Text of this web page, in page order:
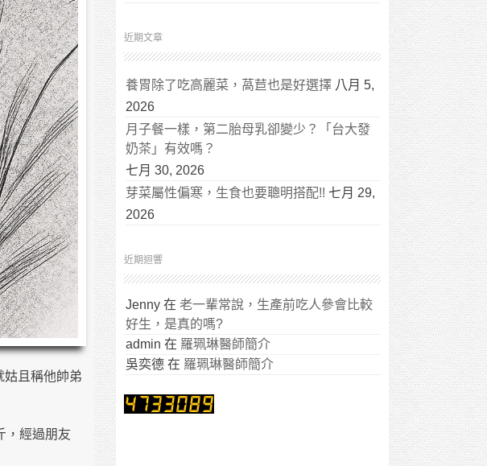
姑且稱他帥弟
，經過朋友
近期文章
養胃除了吃高麗菜，萵苣也是好選擇 八月 5,
2026
月子餐一樣，第二胎母乳卻變少？「台大發
奶茶」有效嗎？
七月 30, 2026
芽菜屬性偏寒，生食也要聰明搭配!! 七月 29,
2026
近期迴響
Jenny 在 老一輩常說，生產前吃人參會比較
好生，是真的嗎?
admin 在 羅珮琳醫師簡介
吳奕德 在 羅珮琳醫師簡介